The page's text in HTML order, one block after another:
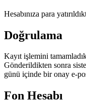
Hesabınıza para
Doğrulama
Kayıt işlemini
Gönderildikten sonra
günü içinde bir onay e-
Fon Hesabı